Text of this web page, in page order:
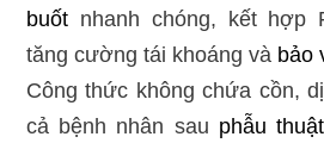
buốtnhanh chóng, kết hợp
tăng cường tái khoáng và bảo
Công thức không chứa cồn,
cả bệnh nhân sau phẫu